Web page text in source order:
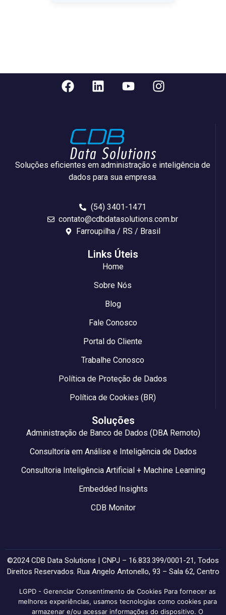
Soluções eficientes em administração e inteligência de
dados para sua empresa.
(54) 3401-1471
contato@cdbdatasolutions.com.br
Farroupilha / RS / Brasil
Links Úteis
Home
Sobre Nós
Blog
Fale Conosco
Portal do Cliente
Trabalhe Conosco
Política de Proteção de Dados
Política de Cookies (BR)
Soluções
Administração de Banco de Dados (DBA Remoto)
Consultoria em Análise e Inteligência de Dados
Consultoria Inteligência Artificial + Machine Learning
Embedded Insights
CDB Monitor
©2024 CDB Data Solutions | CNPJ – 16.833.399/0001-21, Todos
Direitos Reservados. Rua Angelo Antonello, 93 – Sala 62, Centro
Desenvolvido por Yellow.
LGPD - Gerenciar Consentimento de Cookies Para fornecer as
melhores experiências, usamos tecnologias como cookies para
armazenar e/ou acessar informações do dispositivo. O